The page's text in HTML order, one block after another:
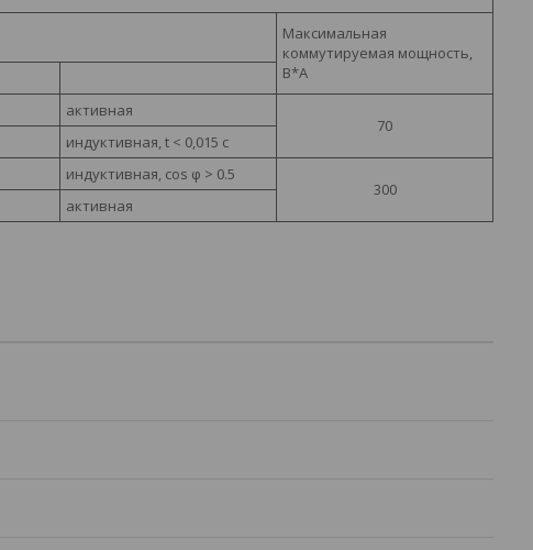
Максимальная
коммутируемая мощность,
В*А
активная
70
индуктивная, t < 0,015 c
индуктивная, cos φ > 0.5
300
активная